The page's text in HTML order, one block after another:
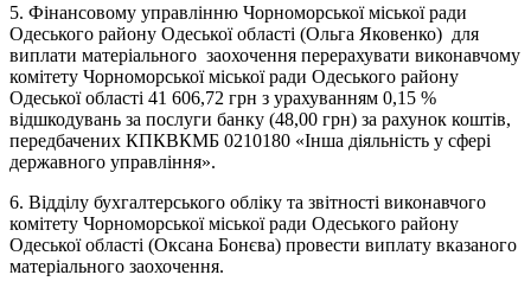
5. Фінансовому управлінню Чорноморської міської ради
Одеського району Одеської області (Ольга Яковенко) для
виплати матеріального заохочення перерахувати виконавчому
комітету Чорноморської міської ради Одеського району
Одеської області 41 606,72 грн з урахуванням 0,15 %
відшкодувань за послуги банку (48,00 грн) за рахунок коштів,
передбачених КПКВКМБ 0210180 «Інша діяльність у сфері
державного управління».
6. Відділу бухгалтерського обліку та звітності виконавчого
комітету Чорноморської міської ради Одеського району
Одеської області (Оксана Бонєва) провести виплату вказаного
матеріального заохочення.